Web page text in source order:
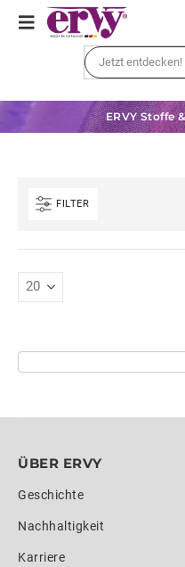
ERVY Stoffe
FILTER
ÜBER ERVY
Geschichte
Nachhaltigkeit
Karriere